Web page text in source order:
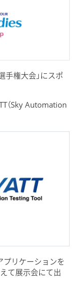
手権大会」にスポ
（Sky Automation
プリケーションを
て展示会にて出